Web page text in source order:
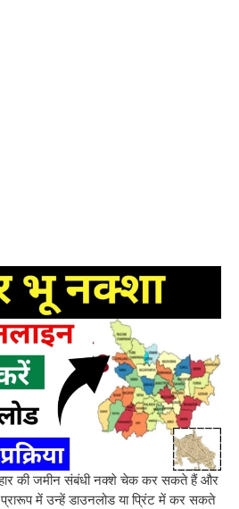
की जमीन संबंधी नक्शे चेक कर सकते हैं और
में उन्हें डाउनलोड या प्रिंट में कर सकते